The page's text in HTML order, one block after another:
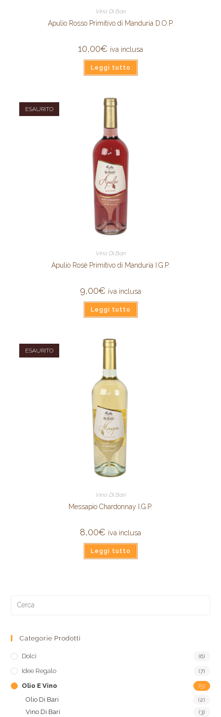
Vino Di Bari
Apulio Rosso Primitivo di Manduria D.O.P.
10,00€ iva inclusa
Leggi tutto
ESAURITO
Vino Di Bari
Apulio Rosè Primitivo di Manduria I.G.P.
9,00€ iva inclusa
Leggi tutto
ESAURITO
Vino Di Bari
Messapio Chardonnay I.G.P.
8,00€ iva inclusa
Leggi tutto
Categorie Prodotti
Dolci (6)
Idee Regalo (7)
Olio E Vino (5)
Olio Di Bari (2)
Vino Di Bari (3)